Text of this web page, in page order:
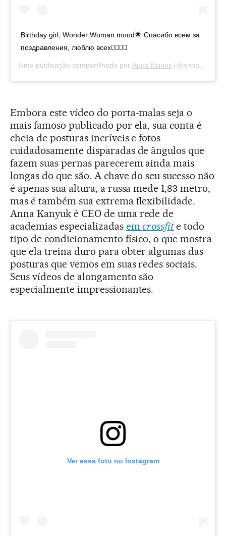
Birthday girl, Wonder Woman mood🌟 Спасибо всем за
поздравления, люблю всех💁🏽‍♀️✨
Uma publicação compartilhada por Анна Канюк (@anna_kanyuk) em
Embora este vídeo do porta-malas seja o
mais famoso publicado por ela, sua conta é
cheia de posturas incríveis e fotos
cuidadosamente disparadas de ângulos que
fazem suas pernas parecerem ainda mais
longas do que são. A chave do seu sucesso não
é apenas sua altura, a russa mede 1,83 metro,
mas é também sua extrema flexibilidade.
Anna Kanyuk é CEO de uma rede de
academias especializadas emcrossfite todo
tipo de condicionamento físico, o que mostra
que ela treina duro para obter algumas das
posturas que vemos em suas redes sociais.
Seus vídeos de alongamento são
especialmente impressionantes.
Ver essa foto no Instagram